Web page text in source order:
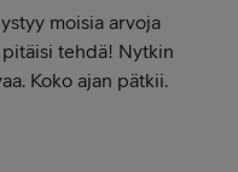
moisia arvoja
pitäisi tehdä! Nytkin
Koko ajan pätkii.